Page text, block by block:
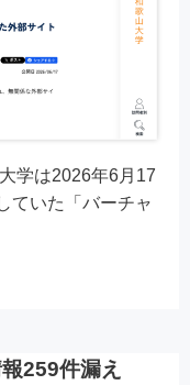
学は2026年6月17
ていた「バーチャ
259件漏え